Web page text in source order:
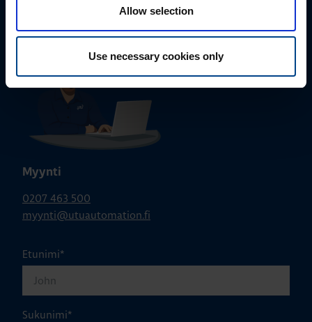
Allow selection
Use necessary cookies only
Myynti
0207 463 500
myynti@utuautomation.fi
Etunimi*
Sukunimi*